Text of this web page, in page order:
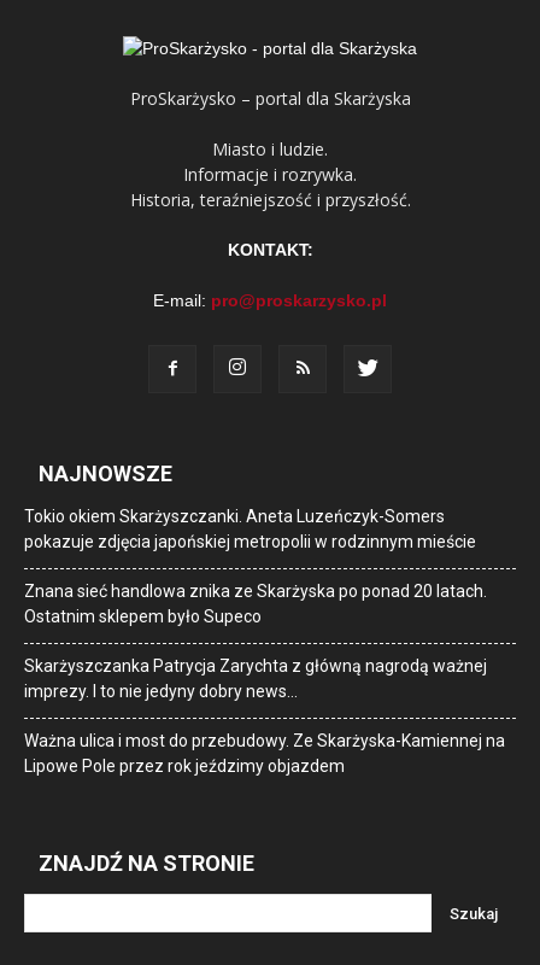
ProSkarżysko – portal dla Skarżyska
Miasto i ludzie.
Informacje i rozrywka.
Historia, teraźniejszość i przyszłość.
KONTAKT:
E-mail: pro@proskarzysko.pl
NAJNOWSZE
Tokio okiem Skarżyszczanki. Aneta Luzeńczyk-Somers
pokazuje zdjęcia japońskiej metropolii w rodzinnym mieście
Znana sieć handlowa znika ze Skarżyska po ponad 20 latach.
Ostatnim sklepem było Supeco
Skarżyszczanka Patrycja Zarychta z główną nagrodą ważnej
imprezy. I to nie jedyny dobry news…
Ważna ulica i most do przebudowy. Ze Skarżyska-Kamiennej na
Lipowe Pole przez rok jeździmy objazdem
ZNAJDŹ NA STRONIE